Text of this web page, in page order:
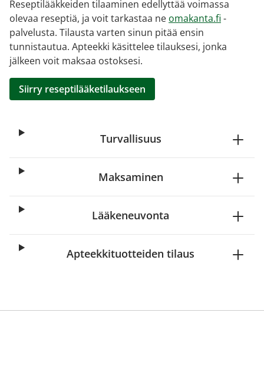
Reseptilääkkeiden tilaaminen edellyttää voimassa
olevaa reseptiä, ja voit tarkastaa ne omakanta.fi -
palvelusta. Tilausta varten sinun pitää ensin
tunnistautua. Apteekki käsittelee tilauksesi, jonka
jälkeen voit maksaa ostoksesi.
Siirry reseptilääketilaukseen
Turvallisuus
Maksaminen
Lääkeneuvonta
Apteekkituotteiden tilaus